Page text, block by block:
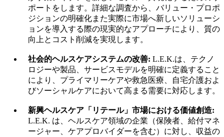
ポートをします。詳細な調査から、バリュー・プロポ
ジションの明確化また実際に市場へ新しいソリューシ
ョンを導入する際の現実的なアプローチにより、質の
向上とコスト削減を実現します。
社会的ヘルスケアシステムの改善: L.E.K.は、テクノ
ロジーや製品、サービスモデルを明確に定義すること
により、プライマリーケアや救急医療、自宅介護およ
びソーシャルケアにおいて高まる需要に対応します。
新興ヘルスケア「リテール」市場における価値創造:
L.E.K. は、ヘルスケア領域の企業（保険者、給付マネ
ージャー、ケアプロバイダーを含む）に対し、収益の